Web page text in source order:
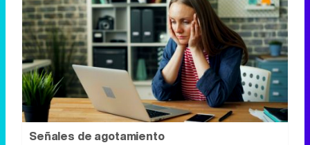
Señales de agotamiento